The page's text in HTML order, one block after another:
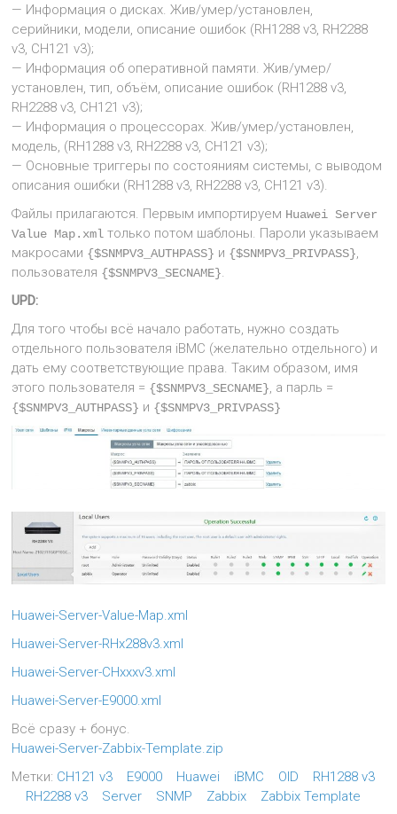
— Информация о дисках. Жив/умер/установлен,
серийники, модели, описание ошибок (RH1288 v3, RH2288
v3, CH121 v3);
— Информация об оперативной памяти. Жив/умер/
установлен, тип, объём, описание ошибок (RH1288 v3,
RH2288 v3, CH121 v3);
— Информация о процессорах. Жив/умер/установлен,
модель, (RH1288 v3, RH2288 v3, CH121 v3);
— Основные триггеры по состояниям системы, с выводом
описания ошибки (RH1288 v3, RH2288 v3, CH121 v3).
Файлы прилагаются. Первым импортируем Huawei Server
Value Map.xml только потом шаблоны. Пароли указываем
макросами {$SNMPV3_AUTHPASS} и {$SNMPV3_PRIVPASS},
пользователя {$SNMPV3_SECNAME}.
UPD:
Для того чтобы всё начало работать, нужно создать
отдельного пользователя iBMC (желательно отдельного) и
дать ему соответствующие права. Таким образом, имя
этого пользователя = {$SNMPV3_SECNAME}, а парль =
{$SNMPV3_AUTHPASS} и {$SNMPV3_PRIVPASS}
Huawei-Server-Value-Map.xml
Huawei-Server-RHx288v3.xml
Huawei-Server-CHxxxv3.xml
Huawei-Server-E9000.xml
Всё сразу + бонус.
Huawei-Server-Zabbix-Template.zip
Метки: CH121 v3 E9000 Huawei iBMC OID
RH1288 v3
RH2288 v3
Server SNMP Zabbix Zabbix Template